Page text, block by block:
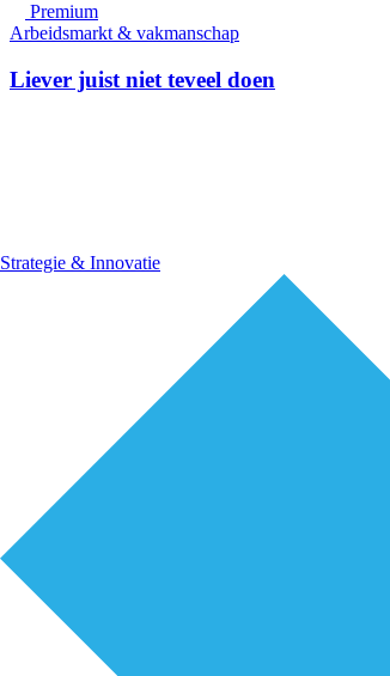
Strategie & Innovatie
Premium
Arbeidsmarkt & vakmanschap
Liever juist niet teveel doen